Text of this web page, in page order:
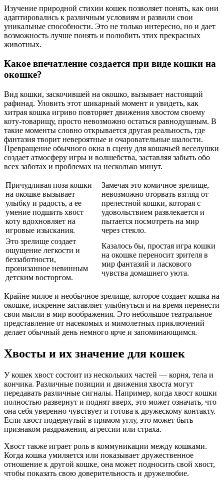
Изучение природной стихии кошек позволяет понять, как они
адаптировались к различным условиям и развили свои
уникальные способности. Это не только интересно, но и дает
возможность лучше понять и полюбить этих прекрасных
животных.
Какое впечатление создается при виде кошки на
окошке?
Вид кошки, заскочившей на окошко, вызывает настоящий
рафинад. Уловить этот шикарный момент и увидеть, как
хитрая кошка игриво повторяет движения хвостом своему
коту-товарищу, просто невозможно остаться равнодушным. В
такие моменты словно открывается другая реальность, где
фантазия творит невероятные и очаровательные шалости.
Превращение обычного окна в сцену для кошачьей веселушки
создает атмосферу игры и волшебства, заставляя забыть обо
всех заботах и проблемах на несколько минут.
Причудливая поза кошки
на окошке вызывает
улыбку и радость, а ее
умение подшить хвост
коту вдохновляет на
игровые изыскания.
Замечая это комичное зрелище,
невозможно оторвать взгляд от
прелестной кошки, которая с
удовольствием развлекается и
пытается посмотреть на мир
через стекло.
Это зрелище создает
ощущение легкости и
беззаботности,
пронизанное невинным
детским восторгом.
Казалось бы, простая игра кошки
на окошке переносит зрителя в
мир фантазий и ласкового
чувства домашнего уюта.
Крайне милое и необычное зрелище, которое создает кошка на
окошке, искренне заставляет улыбнуться и на время перенести
свои мысли в мир воображения. Это небольшое театральное
представление от насекомых и мимолетных приключений
делает обычный день немного ярче и запоминающимся.
Хвосты и их значение для кошек
У кошек хвост состоит из нескольких частей — корня, тела и
кончика. Различные позиции и движения хвоста могут
передавать различные сигналы. Например, когда хвост кошки
полностью развернут и поднят вверх, это может означать, что
она себя уверенно чувствует и готова к дружескому контакту.
Если хвост подернутый в прямом углу, это может быть
признаком раздражения, агрессии или страха.
Хвост также играет роль в коммуникации между кошками.
Когда кошка умиляется или показывает дружественное
отношение к другой кошке, она может подносить свой хвост,
чтобы показать свою доверительность и дружелюбие.